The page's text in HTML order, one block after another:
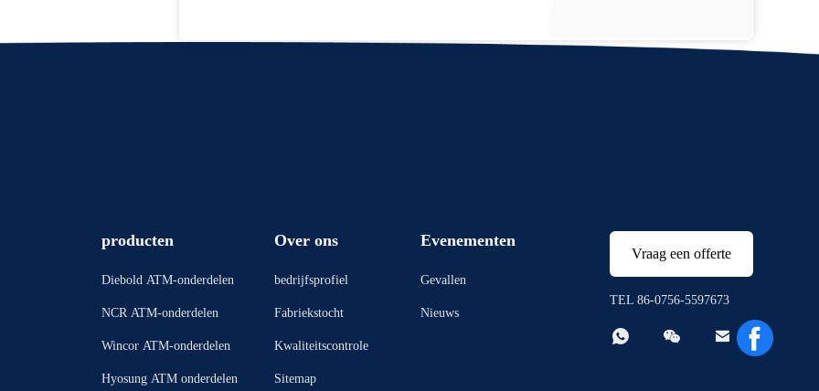
producten
Diebold ATM-onderdelen
NCR ATM-onderdelen
Wincor ATM-onderdelen
Hyosung ATM onderdelen
Over ons
bedrijfsprofiel
Fabriekstocht
Kwaliteitscontrole
Sitemap
Evenementen
Gevallen
Nieuws
Vraag een offerte
TEL 86-0756-5597673
  